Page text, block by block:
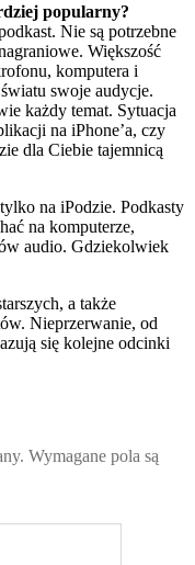
popularny?
Nie są potrzebne
Większość
komputera i
swoje audycje.
każdy temat. Sytuacja
na iPhone’a, czy
dla Ciebie tajemnicą
na iPodzie. Podkasty
na komputerze,
audio. Gdziekolwiek
a także
Nieprzerwanie, od
się kolejne odcinki
Wymagane pola są